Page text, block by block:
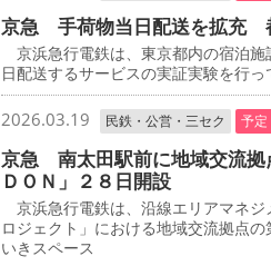
京急 手荷物当日配送を拡充
京浜急行電鉄は、東京都内の宿泊
日配送するサービスの実証実験を行っ
2026.03.19 民鉄・公営・三セク 予定
京急 南太田駅前に地域交流
ＤＯＮ」２８日開設
京浜急行電鉄は、沿線エリアマネ
ロジェクト」における地域交流拠点
いきスペース